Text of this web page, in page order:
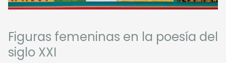
Figuras femeninas en la poesía del
siglo XXI